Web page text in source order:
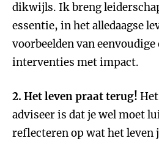
dikwijls. Ik breng
essentie, in het alledaagse
voorbeelden van
interventies met impact.
2. Het leven praat terug!
adviseer is dat je wel moet
reflecteren op wat het leven